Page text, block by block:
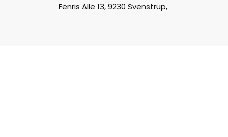
Fenris Alle 13, 9230 Svenstrup,